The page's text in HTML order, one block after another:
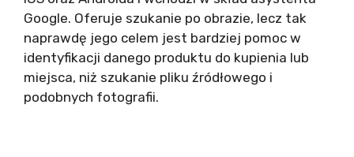
Google. Oferuje szukanie po obrazie, lecz tak
naprawdę jego celem jest bardziej pomoc w
identyfikacji danego produktu do kupienia lub
miejsca, niż szukanie pliku źródłowego i
podobnych fotografii.